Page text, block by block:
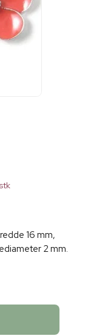
16 mm,
2 mm.